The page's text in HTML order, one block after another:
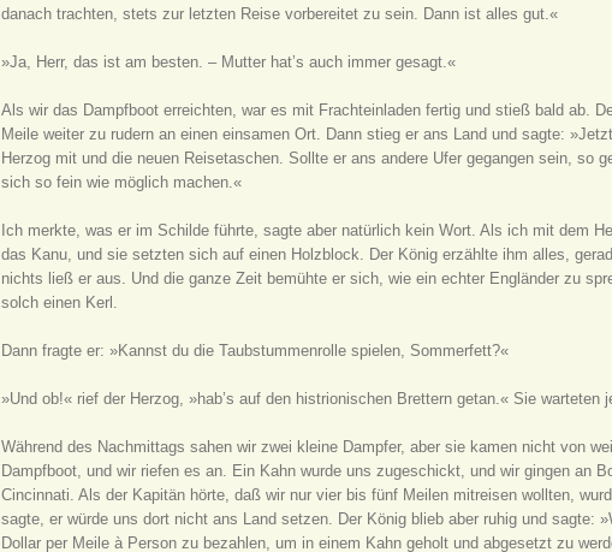
danach trachten, stets zur letzten Reise vorbereitet zu sein. Dann ist alles gut.«
»Ja, Herr, das ist am besten. – Mutter hat’s auch immer gesagt.«
Als wir das Dampfboot erreichten, war es mit Frachteinladen fertig und stieß bald ab.
Meile weiter zu rudern an einen einsamen Ort. Dann stieg er ans Land und sagte:
Herzog mit und die neuen Reisetaschen. Sollte er ans andere Ufer gegangen sein, so
sich so fein wie möglich machen.«
Ich merkte, was er im Schilde führte, sagte aber natürlich kein Wort. Als ich mit dem
das Kanu, und sie setzten sich auf einen Holzblock. Der König erzählte ihm alles,
nichts ließ er aus. Und die ganze Zeit bemühte er sich, wie ein echter Engländer zu
solch einen Kerl.
Dann fragte er: »Kannst du die Taubstummenrolle spielen, Sommerfett?«
»Und ob!« rief der Herzog, »hab’s auf den histrionischen Brettern getan.« Sie warteten
Während des Nachmittags sahen wir zwei kleine Dampfer, aber sie kamen nicht von
Dampfboot, und wir riefen es an. Ein Kahn wurde uns zugeschickt, und wir gingen an
Cincinnati. Als der Kapitän hörte, daß wir nur vier bis fünf Meilen mitreisen wollten,
sagte, er würde uns dort nicht ans Land setzen. Der König blieb aber ruhig und sagte:
Dollar per Meile à Person zu bezahlen, um in einem Kahn geholt und abgesetzt zu